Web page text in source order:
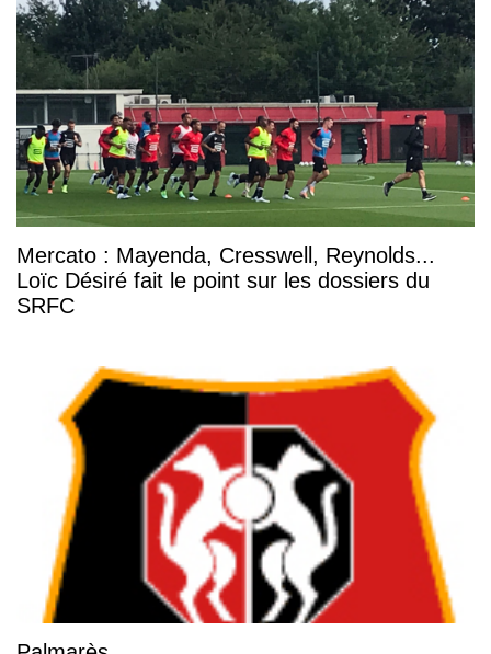
Mercato : Mayenda, Cresswell, Reynolds...
Loïc Désiré fait le point sur les dossiers du
SRFC